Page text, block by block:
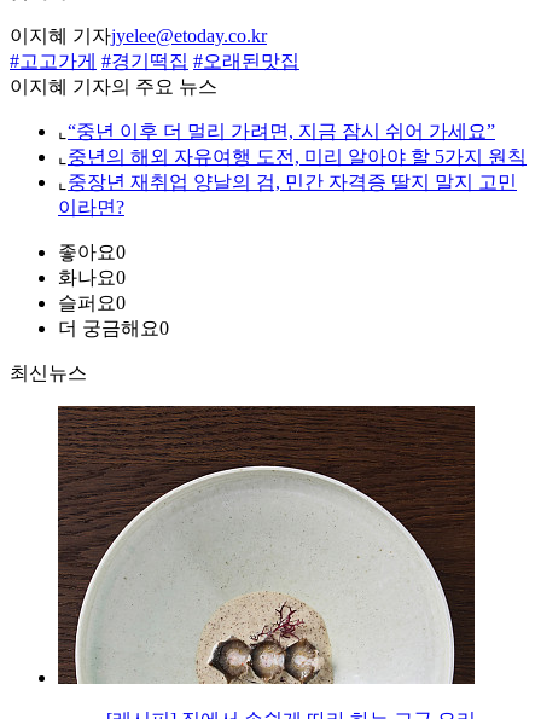
이지혜 기자jyelee@etoday.co.kr
#고고가게 #경기떡집 #오래된맛집
이지혜 기자의 주요 뉴스
⌞ “중년 이후 더 멀리 가려면, 지금 잠시 쉬어 가세요”
⌞ 중년의 해외 자유여행 도전, 미리 알아야 할 5가지 원칙
⌞ 중장년 재취업 양날의 검, 민간 자격증 딸지 말지 고민
이라면?
좋아요0
화나요0
슬퍼요0
더 궁금해요0
최신뉴스